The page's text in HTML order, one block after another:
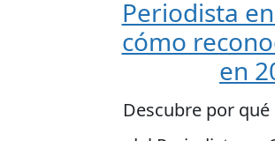
Periodista
cómo
en
Descubre por